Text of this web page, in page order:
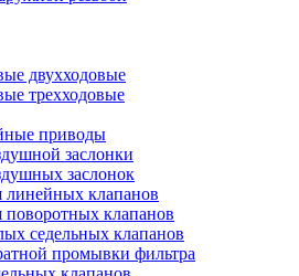
двухходовые
трехходовые
приводы
заслонки
заслонок
клапанов
клапанов
седельных клапанов
промывки фильтра